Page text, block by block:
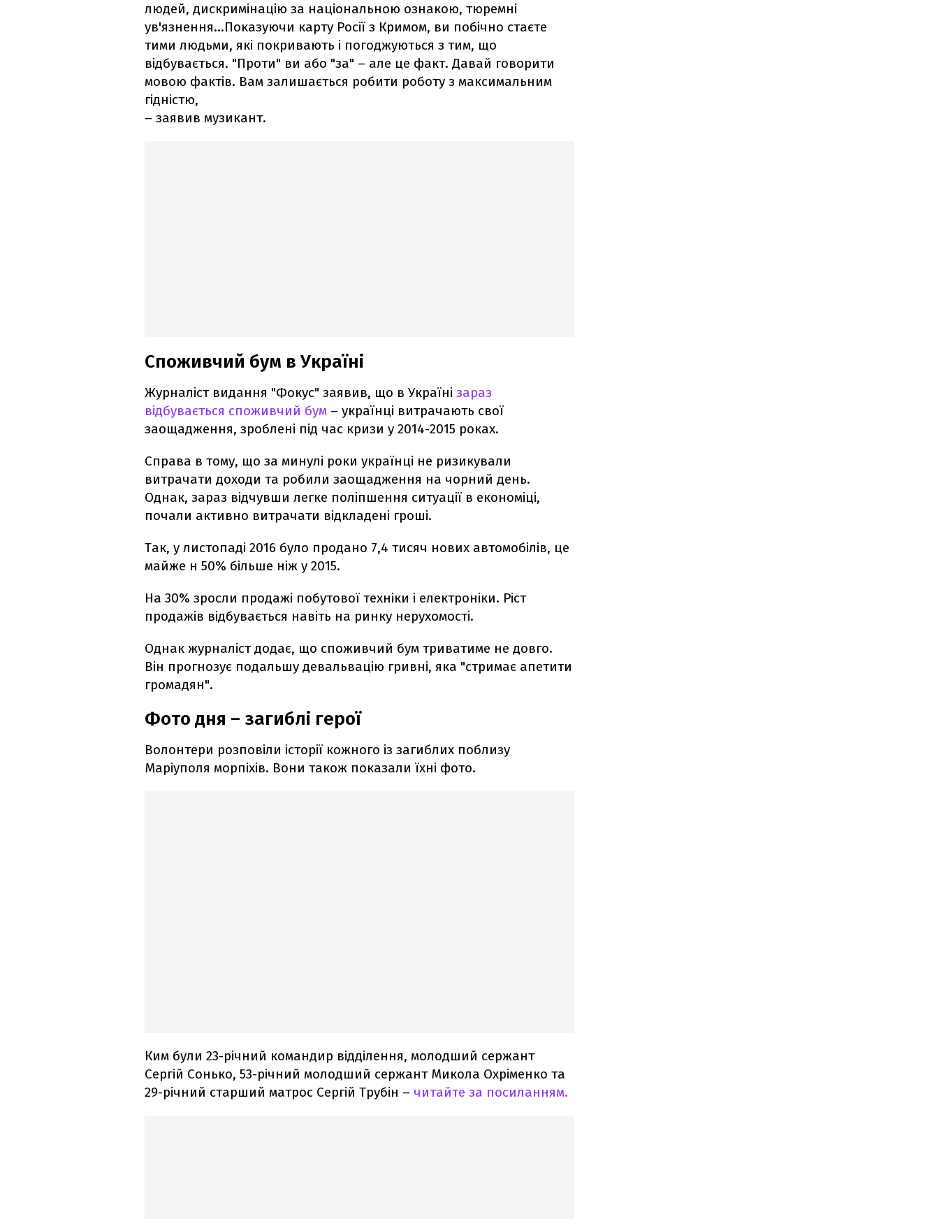
людей, дискримінацію за національною ознакою, тюремні
ув'язнення…Показуючи карту Росії з Кримом, ви побічно стаєте
тими людьми, які покривають і погоджуються з тим, що
відбувається. "Проти" ви або "за" – але це факт. Давай говорити
мовою фактів. Вам залишається робити роботу з максимальним
гідністю,
– заявив музикант.
Споживчий бум в Україні
Журналіст видання "Фокус" заявив, що в Україні зараз
відбувається споживчий бум – українці витрачають свої
заощадження, зроблені під час кризи у 2014-2015 роках.
Справа в тому, що за минулі роки українці не ризикували
витрачати доходи та робили заощадження на чорний день.
Однак, зараз відчувши легке поліпшення ситуації в економіці,
почали активно витрачати відкладені гроші.
Так, у листопаді 2016 було продано 7,4 тисяч нових автомобілів, це
майже н 50% більше ніж у 2015.
На 30% зросли продажі побутової техніки і електроніки. Ріст
продажів відбувається навіть на ринку нерухомості.
Однак журналіст додає, що споживчий бум триватиме не довго.
Він прогнозує подальшу девальвацію гривні, яка "стримає апетити
громадян".
Фото дня – загиблі герої
Волонтери розповіли історії кожного із загиблих поблизу
Маріуполя морпіхів. Вони також показали їхні фото.
Ким були 23-річний командир відділення, молодший сержант
Сергій Сонько, 53-річний молодший сержант Микола Охріменко та
29-річний старший матрос Сергій Трубін – читайте за посиланням.